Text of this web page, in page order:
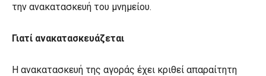
την ανακατασκευή του μνημείου.
Γιατί ανακατασκευάζεται
Η ανακατασκευή της αγοράς έχει κριθεί απαραίτητη